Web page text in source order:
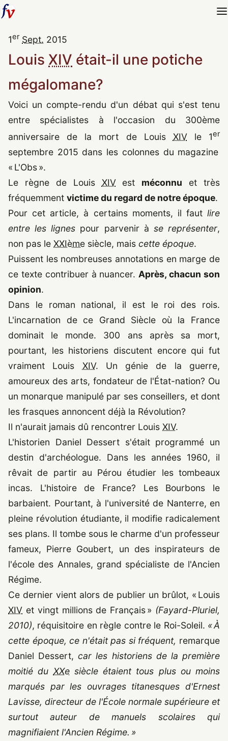
1er Sept. 2015
Louis XIV était-il une potiche
mégalomane?
Voici un compte-rendu d'un débat qui s'est tenu
entre spécialistes à l'occasion du 300ème
anniversaire de la mort de Louis XIVle 1er
septembre 2015 dans les colonnes du magazine
« L'Obs ».
Le règne de Louis XIVest méconnu et très
fréquemment victime du regard de notre époque.
Pour cet article, à certains moments, il faut lire
entre les lignes pour parvenir à se représenter,
non pas le XXIème siècle, mais cette époque.
Puissent les nombreuses annotations en marge de
ce texte contribuer à nuancer. Après, chacun son
opinion.
Dans le roman national, il est le roi des rois.
L'incarnation de ce Grand Siècle où la France
dominait le monde. 300 ans après sa mort,
pourtant, les historiens discutent encore qui fut
vraiment Louis XIV. Un génie de la guerre,
amoureux des arts, fondateur de l'État-nation? Ou
un monarque manipulé par ses conseillers, et dont
les frasques annoncent déjà la Révolution?
Il n'aurait jamais dû rencontrer Louis XIV.
L'historien Daniel Dessert s'était programmé un
destin d'archéologue. Dans les années 1960, il
rêvait de partir au Pérou étudier les tombeaux
incas. L'histoire de France? Les Bourbons le
barbaient. Pourtant, à l'université de Nanterre, en
pleine révolution étudiante, il modifie radicalement
ses plans. Il tombe sous le charme d'un professeur
fameux, Pierre Goubert, un des inspirateurs de
l'école des Annales, grand spécialiste de l'Ancien
Régime.
Ce dernier vient alors de publier un brûlot, « Louis
XIV et vingt millions de Français » (Fayard-Pluriel,
2010), réquisitoire en règle contre le Roi-Soleil. « À
cette époque, ce n'était pas si fréquent, remarque
Daniel Dessert,car les historiens de la première
moitié du XXesiècle étaient tous plus ou moins
marqués par les ouvrages titanesques d'Ernest
Lavisse, directeur de l'École normale supérieure et
surtout auteur de manuels scolaires qui
magnifiaient l'Ancien Régime. »